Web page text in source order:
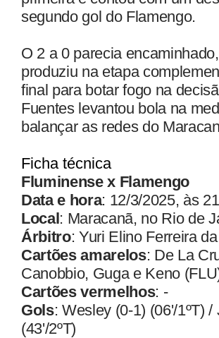
segundo gol do Flamengo.
O 2 a 0 parecia
produziu na etapa
final para botar fogo na
Fuentes levantou bola na
balançar as redes do
Ficha técnica
Fluminense x Flamengo
Data e hora: 12/3/2025, às
Local: Maracanã, no Rio de
Árbitro: Yuri Elino Ferreira
Cartões amarelos: De La
Canobbio, Guga e Keno
Cartões vermelhos: -
Gols: Wesley (0-1) (06'/1ºT)
(43'/2ºT)